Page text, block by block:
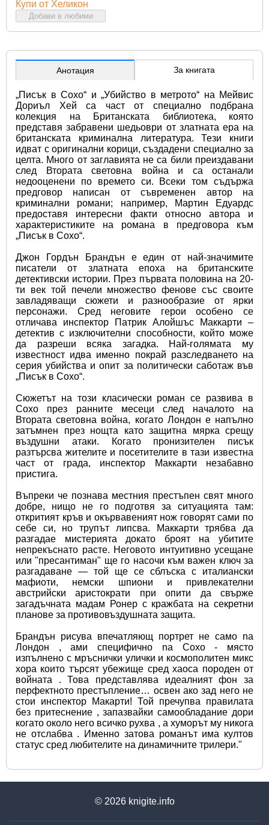
Купи от Хеликон
Добави в любими
Анотация За книгата
„Писък в Сохо“ и „Убийство в метрото“ на Мейвис
Дориъл Хей са част от специално подбрана
колекция на Британската библиотека, която
представя забравени шедьоври от златната ера на
британската криминална литература. Тези книги
идват с оригинални корици, създадени специално за
целта. Много от заглавията не са били преиздавани
след Втората световна война и са останали
недооценени по времето си. Всеки том съдържа
предговор написан от съвременен автор на
криминални романи; например, Мартин Едуардс
предоставя интересни факти относно автора и
характеристиките на романа в предговора към
„Писък в Сохо“.
Джон Гордън Брандън е един от най-значимите
писатели от златната епоха на британските
детективски истории. През първата половина на 20-
ти век той печели множество фенове със своите
завладяващи сюжети и разнообразие от ярки
персонажи. Сред неговите герои особено се
отличава инспектор Патрик Алойшъс Маккарти –
детектив с изключителни способности, който може
да разреши всяка загадка. Най-голямата му
известност идва именно покрай разследването на
серия убийства и опит за политически саботаж във
„Писък в Сохо“.
Сюжетът на този класически роман се развива в
Сохо през ранните месеци след началото на
Втората световна война, когато Лондон е напълно
затъмнен през нощта като защитна мярка срещу
въздушни атаки. Когато пронизителен писък
разтърсва жителите и посетителите в тази известна
част от града, инспектор Маккарти незабавно
пристига.
Въпреки че познава местния престъпен свят много
добре, нищо не го подготвя за ситуацията там:
откритият кръв и окървавеният нож говорят сами по
себе си, но трупът липсва. Маккарти трябва да
разгадaе мистерията докато броят на убитите
непрекъснато расте. Неговото интуитивно усещане
или "пресантиман" ще го насочи към важен ключ за
разгадаване — той ще се сблъска с италиански
мафиоти, немски шпиони и привлекателни
австрийски аристократи при опити да свърже
загадъчната мадам Ронер с кражбата на секретни
планове за противовъздушната защита.
Брандън рисува впечатляющ портрет не само na
Лондон , aми специфично na Сохо - място
изпълнено с мръснички улички и космополитен микс
хора които търсят убежище сред хаоса породен oт
войната . Това представлява идеалният фон за
перфектното престъпление… освен ако зад него не
стои инспектор Макарти! Той пречупва правилата
без притеснение , запазвайки самообладание дори
когато около него всичко рухва , а хуморът му никога
не отслабва . Именно затова романът има култов
статус сред любителите нa динамичните трилери."
© 2026 knigite.info